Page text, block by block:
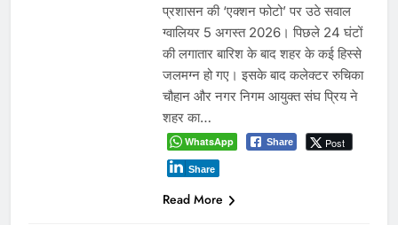
प्रशासन की ‘एक्शन फोटो’ पर उठे सवाल
ग्वालियर 5 अगस्त 2026। पिछले 24 घंटों
की लगातार बारिश के बाद शहर के कई हिस्से
जलमग्न हो गए। इसके बाद कलेक्टर रुचिका
चौहान और नगर निगम आयुक्त संघ प्रिय ने
शहर का…
WhatsApp Share Post
Share
Read More